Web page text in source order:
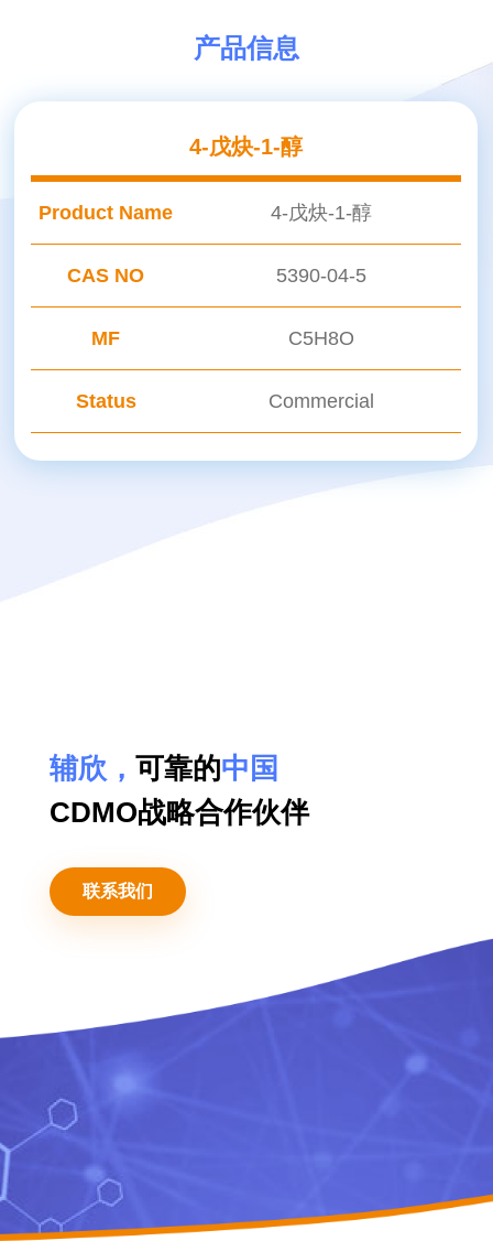
产品信息
4-戊炔-1-醇
Product Name 4-戊炔-1-醇
CAS NO 5390-04-5
MF C5H8O
Status Commercial
辅欣， 可靠的中国
CDMO战略合作伙伴
联系我们